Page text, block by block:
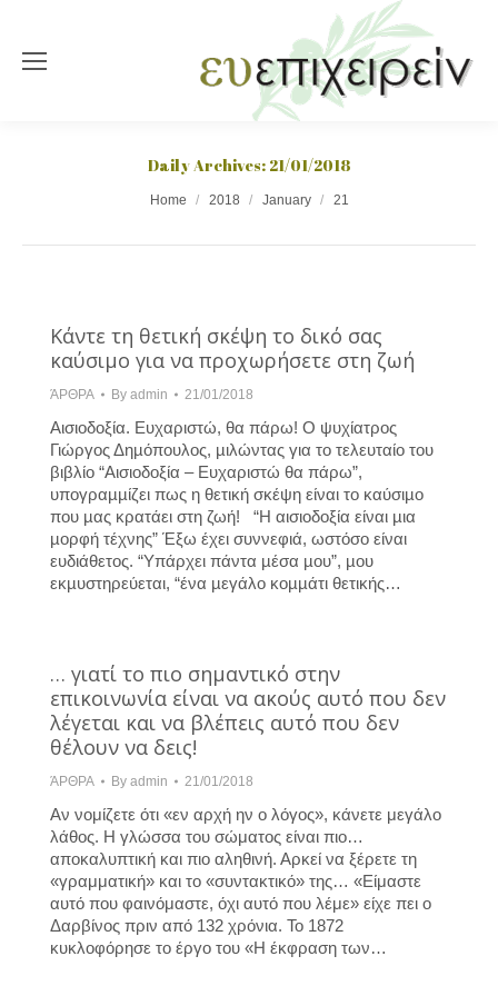
Daily Archives: 21/01/2018
Home 2018 January 21
Κάντε τη θετική σκέψη το δικό σας
καύσιµο για να προχωρήσετε στη ζωή
ΆΡΘΡΑ By admin 21/01/2018
Αισιοδοξία. Ευχαριστώ, θα πάρω! Ο ψυχίατρος
Γιώργος Δηµόπουλος, µιλώντας για το τελευταίο του
βιβλίο “Αισιοδοξία – Ευχαριστώ θα πάρω”,
υπογραµµίζει πως η θετική σκέψη είναι το καύσιµο
που µας κρατάει στη ζωή! “Η αισιοδοξία είναι µια
µορφή τέχνης” Έξω έχει συννεφιά, ωστόσο είναι
ευδιάθετος. “Υπάρχει πάντα µέσα µου”, µου
εκµυστηρεύεται, “ένα µεγάλο κοµµάτι θετικής…
… γιατί το πιο σημαντικό στην
επικοινωνία είναι να ακούς αυτό που δεν
λέγεται και να βλέπεις αυτό που δεν
θέλουν να δεις!
ΆΡΘΡΑ By admin 21/01/2018
Αν νομίζετε ότι «εν αρχή ην ο λόγος», κάνετε μεγάλο
λάθος. Η γλώσσα του σώματος είναι πιο…
αποκαλυπτική και πιο αληθινή. Αρκεί να ξέρετε τη
«γραμματική» και το «συντακτικό» της… «Είμαστε
αυτό που φαινόμαστε, όχι αυτό που λέμε» είχε πει ο
Δαρβίνος πριν από 132 χρόνια. Το 1872
κυκλοφόρησε το έργο του «Η έκφραση των…